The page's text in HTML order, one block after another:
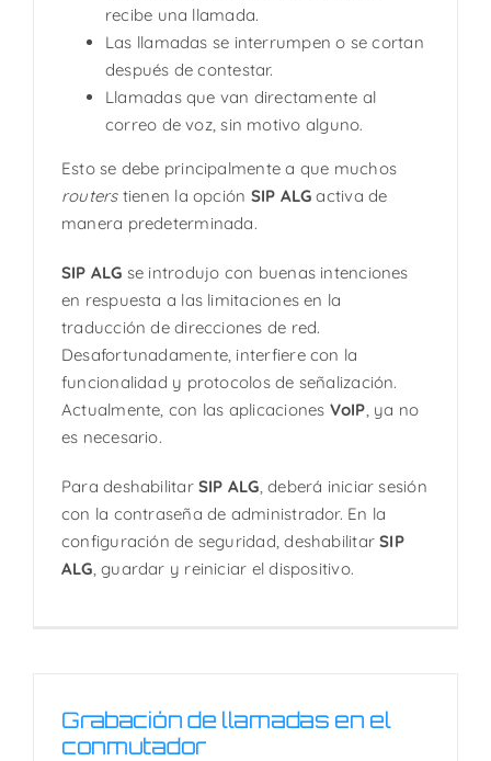
recibe una llamada.
Las llamadas se interrumpen o se cortan
después de contestar.
Llamadas que van directamente al
correo de voz, sin motivo alguno.
Esto se debe principalmente a que muchos
routerstienen la opción SIP ALG activa de
manera predeterminada.
SIP ALG se introdujo con buenas intenciones
en respuesta a las limitaciones en la
traducción de direcciones de red.
Desafortunadamente, interfiere con la
funcionalidad y protocolos de señalización.
Actualmente, con las aplicaciones VoIP, ya no
es necesario.
Para deshabilitarSIP ALG, deberá iniciar sesión
con la contraseña de administrador. En la
configuración de seguridad, deshabilitarSIP
ALG, guardar y reiniciar el dispositivo.
Grabación de llamadas en el
conmutador